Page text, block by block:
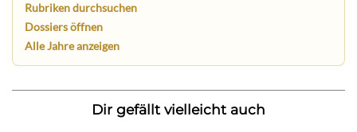
Rubriken durchsuchen
Dossiers öffnen
Alle Jahre anzeigen
Dir gefällt vielleicht auch